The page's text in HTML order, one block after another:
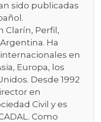
sido publicadas
Clarín, Perfil,
Ha
en
Europa, los
Desde 1992
en
Civil y es
Como